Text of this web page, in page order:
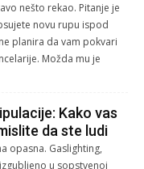
nešto rekao. Pitanje je
novu rupu ispod
planira da vam pokvari
Možda mu je
Kako vas
da ste ludi
opasna. Gaslighting,
u sopstvenoj